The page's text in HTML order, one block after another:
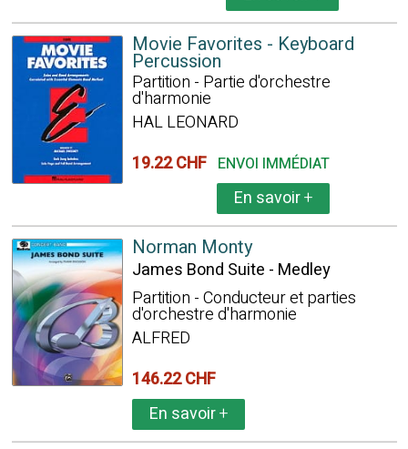
Movie Favorites - Keyboard
Percussion
Partition - Partie d'orchestre
d'harmonie
HAL LEONARD
19.22 CHF ENVOI IMMÉDIAT
En savoir+
Norman Monty
James Bond Suite - Medley
Partition - Conducteur et parties
d'orchestre d'harmonie
ALFRED
146.22 CHF
En savoir+